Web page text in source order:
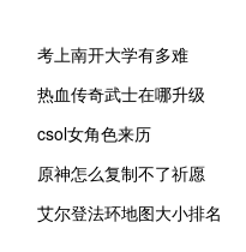
考上南开大学有多难
热血传奇武士在哪升级
csol女角色来历
原神怎么复制不了祈愿
艾尔登法环地图大小排名